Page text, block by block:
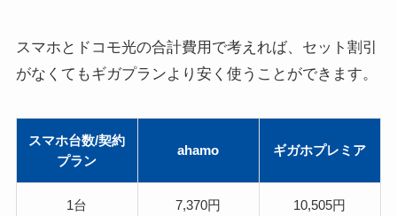
スマホとドコモ光の合計費用で考えれば、 セット割引
がなくてもギガプランより安く使うことができます。
スマホ台数/契約
プラン
ahamo ギガホプレミア
1台 7,370円 10,505円